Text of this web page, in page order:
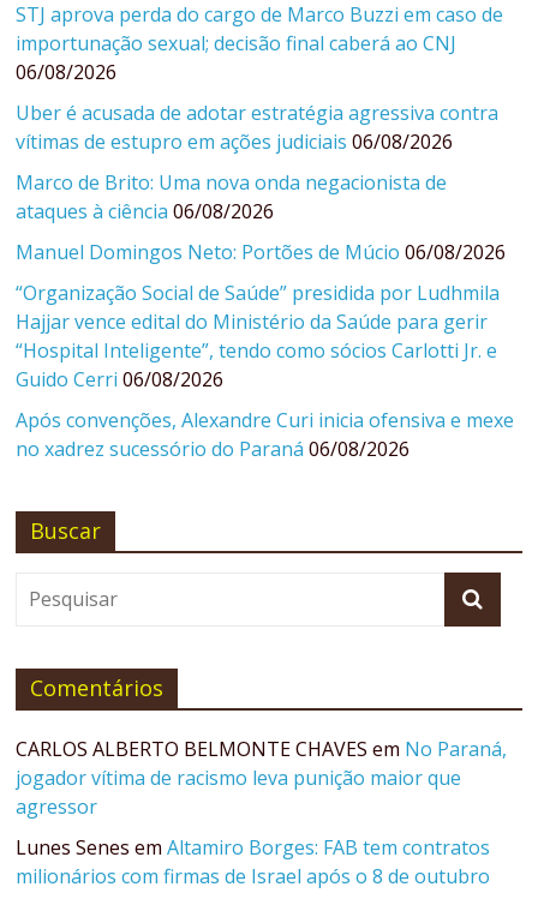
STJ aprova perda do cargo de Marco Buzzi em caso de
importunação sexual; decisão final caberá ao CNJ
06/08/2026
Uber é acusada de adotar estratégia agressiva contra
vítimas de estupro em ações judiciais 06/08/2026
Marco de Brito: Uma nova onda negacionista de
ataques à ciência 06/08/2026
Manuel Domingos Neto: Portões de Múcio 06/08/2026
“Organização Social de Saúde” presidida por Ludhmila
Hajjar vence edital do Ministério da Saúde para gerir
“Hospital Inteligente”, tendo como sócios Carlotti Jr. e
Guido Cerri 06/08/2026
Após convenções, Alexandre Curi inicia ofensiva e mexe
no xadrez sucessório do Paraná 06/08/2026
Buscar
Comentários
CARLOS ALBERTO BELMONTE CHAVES em No Paraná,
jogador vítima de racismo leva punição maior que
agressor
Lunes Senes emAltamiro Borges: FAB tem contratos
milionários com firmas de Israel após o 8 de outubro